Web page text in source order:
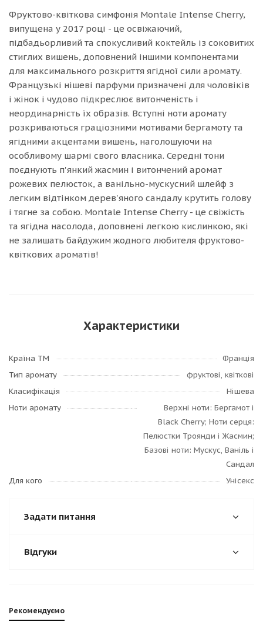
Фруктово-квіткова симфонія Montale Intense Cherry,
випущена у 2017 році - це освіжаючий,
підбадьорливий та спокусливий коктейль із соковитих
стиглих вишень, доповнений іншими компонентами
для максимального розкриття ягідної сили аромату.
Французькі нішеві парфуми призначені для чоловіків
і жінок і чудово підкреслює витонченість і
неординарність їх образів. Вступні ноти аромату
розкриваються граціозними мотивами бергамоту та
ягідними акцентами вишень, наголошуючи на
особливому шармі свого власника. Середні тони
поєднують п'янкий жасмин і витончений аромат
рожевих пелюсток, а ванільно-мускусний шлейф з
легким відтінком дерев'яного сандалу крутить голову
і тягне за собою. Montale Intense Cherry - це свіжість
та ягідна насолода, доповнені легкою кислинкою, які
не залишать байдужим жодного любителя фруктово-
квіткових ароматів!
Характеристики
Країна ТМ
Франція
Тип аромату
фруктові, квіткові
Класифікація
Нішева
Ноти аромату
Верхні ноти: Бергамот і
Black Cherry; Ноти серця:
Пелюстки Троянди і Жасмин;
Базові ноти: Мускус, Ваніль і
Сандал
Для кого
Унісекс
Задати питання
Відгуки
Рекомендуємо